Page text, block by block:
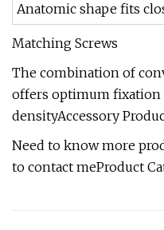
Anatomic shape fits
Matching Screws
The combination of
offers optimum fixation
densityAccessory
Need to know more
to contact meProduct